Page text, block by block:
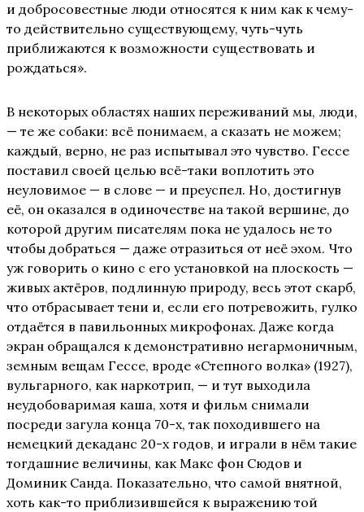
и добросовестные люди относятся к ним как к чему-
то действительно существующему, чуть-чуть
приближаются к возможности существовать и
рождаться».
В некоторых областях наших переживаний мы, люди,
— те же собаки: всё понимаем, а сказать не можем;
каждый, верно, не раз испытывал это чувство. Гессе
поставил своей целью всё-таки воплотить это
неуловимое — в слове — и преуспел. Но, достигнув
её, он оказался в одиночестве на такой вершине, до
которой другим писателям пока не удалось не то
чтобы добраться — даже отразиться от неё эхом. Что
уж говорить о кино с его установкой на плоскость —
живых актёров, подлинную природу, весь этот скарб,
что отбрасывает тени и, если его потревожить, гулко
отдаётся в павильонных микрофонах. Даже когда
экран обращался к демонстративно негармоничным,
земным вещам Гессе, вроде «Степного волка» (1927),
вульгарного, как наркотрип, — и тут выходила
неудобоваримая каша, хотя и фильм снимали
посреди загула конца 70-х, так походившего на
немецкий декаданс 20-х годов, и играли в нём такие
тогдашние величины, как Макс фон Сюдов и
Доминик Санда. Показательно, что самой внятной,
хоть как-то приблизившейся к выражению той